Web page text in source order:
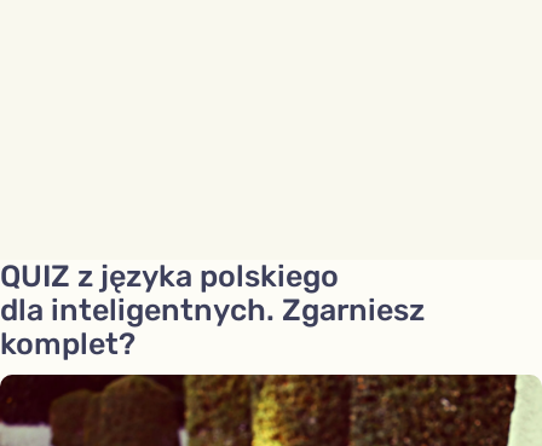
QUIZ z języka polskiego
dla inteligentnych. Zgarniesz
komplet?